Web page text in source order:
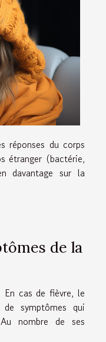
réponses du corps
étranger (bactérie,
davantage sur la
de la
En cas de fièvre, le
symptômes qui
nombre de ses